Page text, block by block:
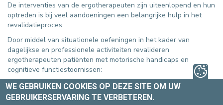
De interventies van de ergotherapeuten zijn uiteenlopend en hun
optreden is bij veel aandoeningen een belangrijke hulp in het
revalidatieproces.
Door middel van situationele oefeningen in het kader van
dagelijkse en professionele activiteiten revalideren
ergotherapeuten patiënten met motorische handicaps en
cognitieve functiestoornissen:
Preoperatieve en postoperatieve beoordelingen en evaluaties
(aangeven van risicosituaties, analyse van de omgeving van
WE GEBRUIKEN COOKIES OP DEZE SITE OM UW
GEBRUIKERSERVARING TE VERBETEREN.